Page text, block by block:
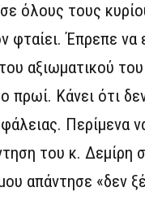
όλους τους
φταίει. Έπρεπε
αξιωματικού
Κάνει ότι
Περίμενα
του κ.
απάντησε «δεν